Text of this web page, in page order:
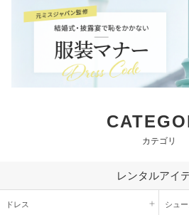
カテゴリ
レンタルアイ
ドレス シュ